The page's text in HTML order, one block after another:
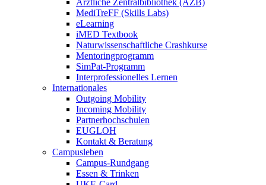
Ärztliche Zentralbibliothek (ÄZB)
MediTreFF (Skills Labs)
eLearning
iMED Textbook
Naturwissenschaftliche Crashkurse
Mentoringprogramm
SimPat-Programm
Interprofessionelles Lernen
Internationales
Outgoing Mobility
Incoming Mobility
Partnerhochschulen
EUGLOH
Kontakt & Beratung
Campusleben
Campus-Rundgang
Essen & Trinken